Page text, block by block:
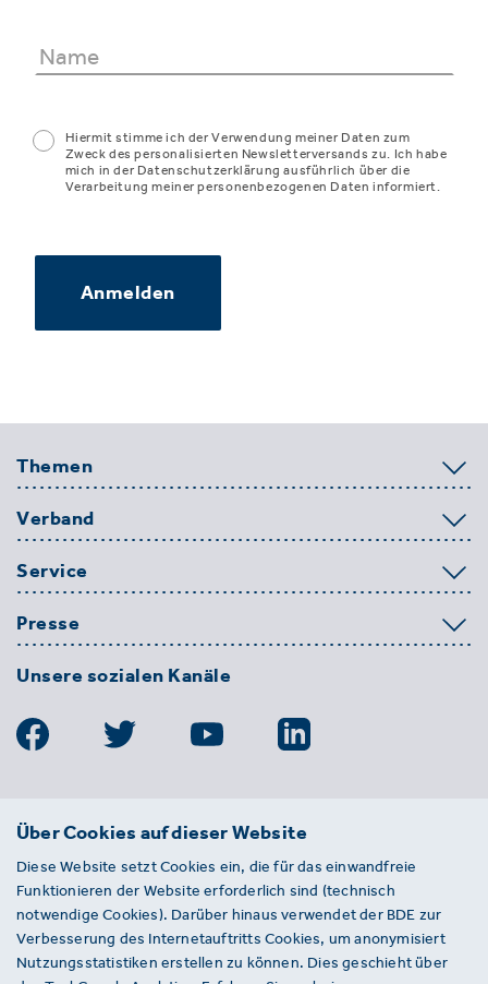
Hiermit stimme ich der Verwendung meiner Daten zum
Zweck des personalisierten Newsletterversands zu. Ich habe
mich in der Datenschutzerklärung ausführlich über die
Verarbeitung meiner personenbezogenen Daten informiert.
Anmelden
Themen
Verband
Service
Presse
Unsere sozialen Kanäle
BDE
Entsorgungs-, Wasser- und
Kreislaufwirtschaft e. V.
Von-der-Heydt-Straße 2
D 10785 Berlin
Über Cookies auf dieser Website
Diese Website setzt Cookies ein, die für das einwandfreie
Funktionieren der Website erforderlich sind (technisch
notwendige Cookies). Darüber hinaus verwendet der BDE zur
Verbesserung des Internetauftritts Cookies, um anonymisiert
Nutzungsstatistiken erstellen zu können. Dies geschieht über